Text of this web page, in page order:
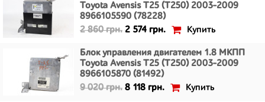
Toyota Avensis T25 (T250) 2003-2009
8966105590 (78228)
2 860 грн. 2 574 грн. Купить
Блок управления двигателем 1.8 МКПП
Toyota Avensis T25 (T250) 2003-2009
8966105870 (81492)
9 020 грн. 8 118 грн. Купить